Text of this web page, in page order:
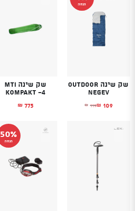
הנחה
שק שינה Outdoor
Negev
₪ 119
המחיר המקורי היה: ₪119.₪ 109 המחיר הנוכחי הוא: ₪109.
שק שינה MTI
KOMPAKT -4
₪ 775
50%
הנחה